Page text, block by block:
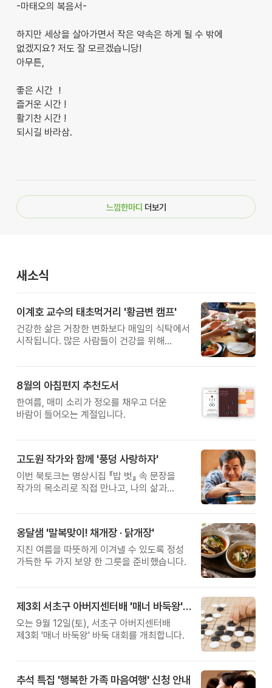
-마태오의 복음서-
하지만 세상을 살아가면서 작은 약속은 하게 될 수 밖에
없겠지요? 저도 잘 모르겠습니당!
아무튼,
좋은 시간 ！
즐거운 시간 !
활기찬 시간 !
되시길 바라삼.
느낌한마디 더보기
새소식
이계호 교수의 태초먹거리 '황금변 캠프'
건강한 삶은 거창한 변화보다 매일의 식탁에서
시작됩니다. 많은 사람들이 건강을 위해
황금변 캠프
8월의 아침편지 추천도서
한여름, 매미 소리가 정오를 채우고 더운
바람이 들어오는 계절입니다.
고도원 작가와 함께 '풍덩 사랑하자'
이번 북토크는 명상시집 『밥 벗』 속 문장을
작가의 목소리로 직접 만나고, 나의 삶과
옹달샘 '말복맞이! 채개장 · 닭개장'
지친 여름을 따뜻하게 이겨낼 수 있도록 정성
가득한 두 가지 보양 한 그릇을 준비했습니다.
제3회 서초구 아버지센터배 '매너 바둑왕' 대회
오는 9월 12일(토), 서초구 아버지센터배
제3회 '매너 바둑왕' 바둑 대회를 개최합니다.
추석 특집 '행복한 가족 마음여행' 신청 안내